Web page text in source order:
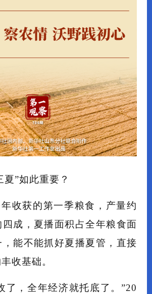
夏”如此重要？
收获的第一季粮食，产量约
成，夏播面积占全年粮食面
能不能抓好夏播夏管，直接
收基础。
了，全年经济就托底了。”20